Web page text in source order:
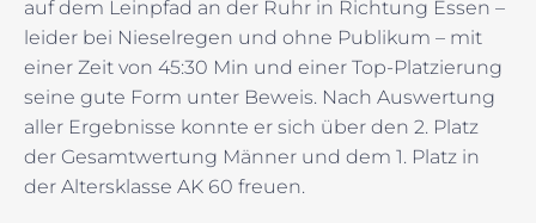
auf dem Leinpfad an der Ruhr in Richtung Essen –
leider bei Nieselregen und ohne Publikum – mit
einer Zeit von 45:30 Min und einer Top-Platzierung
seine gute Form unter Beweis. Nach Auswertung
aller Ergebnisse konnte er sich über den 2. Platz
der Gesamtwertung Männer und dem 1. Platz in
der Altersklasse AK 60 freuen.